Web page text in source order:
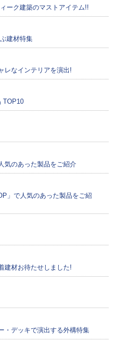
ーク建築のマストアイテム!!
建材特集
レなインテリアを演出!
TOP10
気のあった製品をご紹介
」で人気のあった製品をご紹
建材お待たせしました!
・デッキで演出する外構特集